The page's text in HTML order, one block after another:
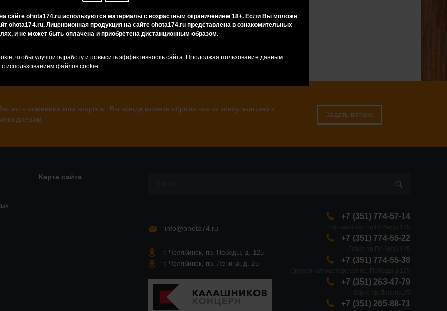
сайте ohota174.ru используются материалы с возрастным ограничением 18+. Если Вы моложе
ohota174.ru. Лицензионная продукция на сайте ohota174.ru представлена в ознакомительных
и не может быть оплачена и приобретена дистанционным образом.
чтобы улучшить работу и повысить эффективность сайта. Продолжая пользование данным
использованием файлов cookie.
есть сомнения или вопросы, Вы всегда можете обратиться за консультацией к
Задать вопрос
Карта сайта
info@ohota74.ru
г. Челябинск, пр. Победы, д. 125
г. Челябинск, пр. Ленина, д. 25
+7 (351) 774-57-14
+7 (351) 774-55-22
+7 (351) 774-55-38
+7 (351) 263-47-79
+7 (351) 265-88-71